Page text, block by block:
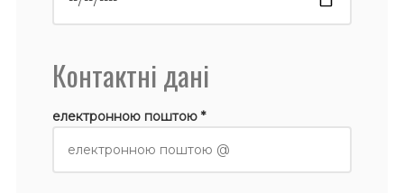
Контактні дані
електронною поштою *